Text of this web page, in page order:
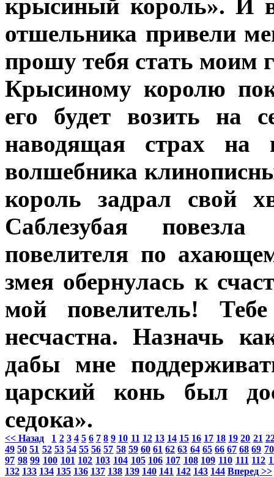
крысиный король». И
отшельника привели
прошу тебя стать моим
Крысиному королю
его будет возить на
наводящая страх на
волшебника
король задрал свой
Саблезубая
повелителя по
змея обернулась к
мой повелитель!
несчастна. Назначь
дабы мне
царский конь был
седока».
<< Назад 1 2 3 4 5 6 7 8 9 10 11 12 13 14 15 16 17 18 19 20 21
49 50 51 52 53 54 55 56 57 58 59 60 61 62 63 64 65 66 67 68 69 70
97 98 99 100 101 102 103 104 105 106 107 108 109 110 111 112
132 133 134 135 136 137 138 139 140 141 142 143 144 Вперед >>